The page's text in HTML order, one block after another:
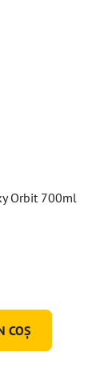
Orbit 700ml
COŞ